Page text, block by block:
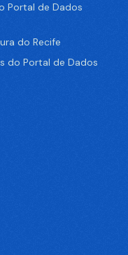
Portal de Dados
do Recife
do Portal de Dados